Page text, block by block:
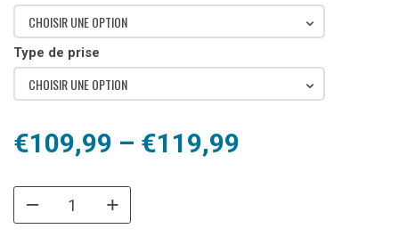
CHOISIR UNE OPTION
Type de prise
CHOISIR UNE OPTION
€109,99 – €119,99
Plage
prix :